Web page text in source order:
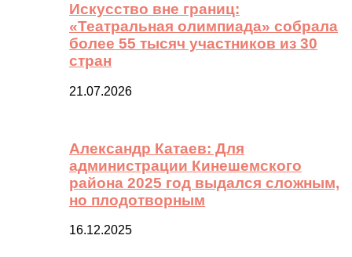
Искусство вне границ:
«Театральная олимпиада» собрала
более 55 тысяч участников из 30
стран
21.07.2026
Александр Катаев: Для
администрации Кинешемского
района 2025 год выдался сложным,
но плодотворным
16.12.2025